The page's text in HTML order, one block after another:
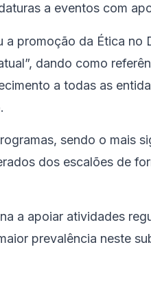
a eventos com
a promoção da Ética
dando como
a todas as
sendo o mais
dos escalões de
a apoiar atividades
prevalência neste